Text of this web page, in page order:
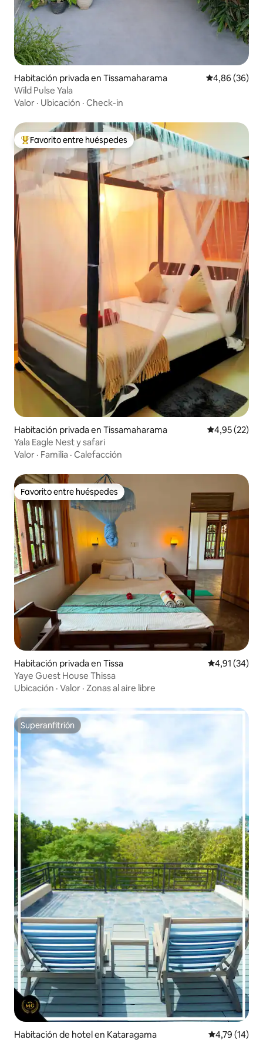
Habitación privada en Tissamaharama Calificación
4,86 (36)
Wild Pulse Yala
Valor · Ubicación · Check-in
Favorito entre los huéspedes más destacados
Favorito entre huéspedes
Habitación privada en Tissamaharama Calificación
4,95 (22)
Yala Eagle Nest y safari
Valor · Familia · Calefacción
Favorito entre huéspedes
Favorito entre huéspedes
Habitación privada en Tissa Calificación
4,91 (34)
Yaye Guest House Thissa
Ubicación · Valor · Zonas al aire libre
Superanfitrión
Superanfitrión
Habitación de hotel en Kataragama Calificación
4,79 (14)